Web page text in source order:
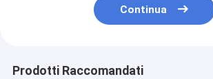
Continua
Prodotti Raccomandati